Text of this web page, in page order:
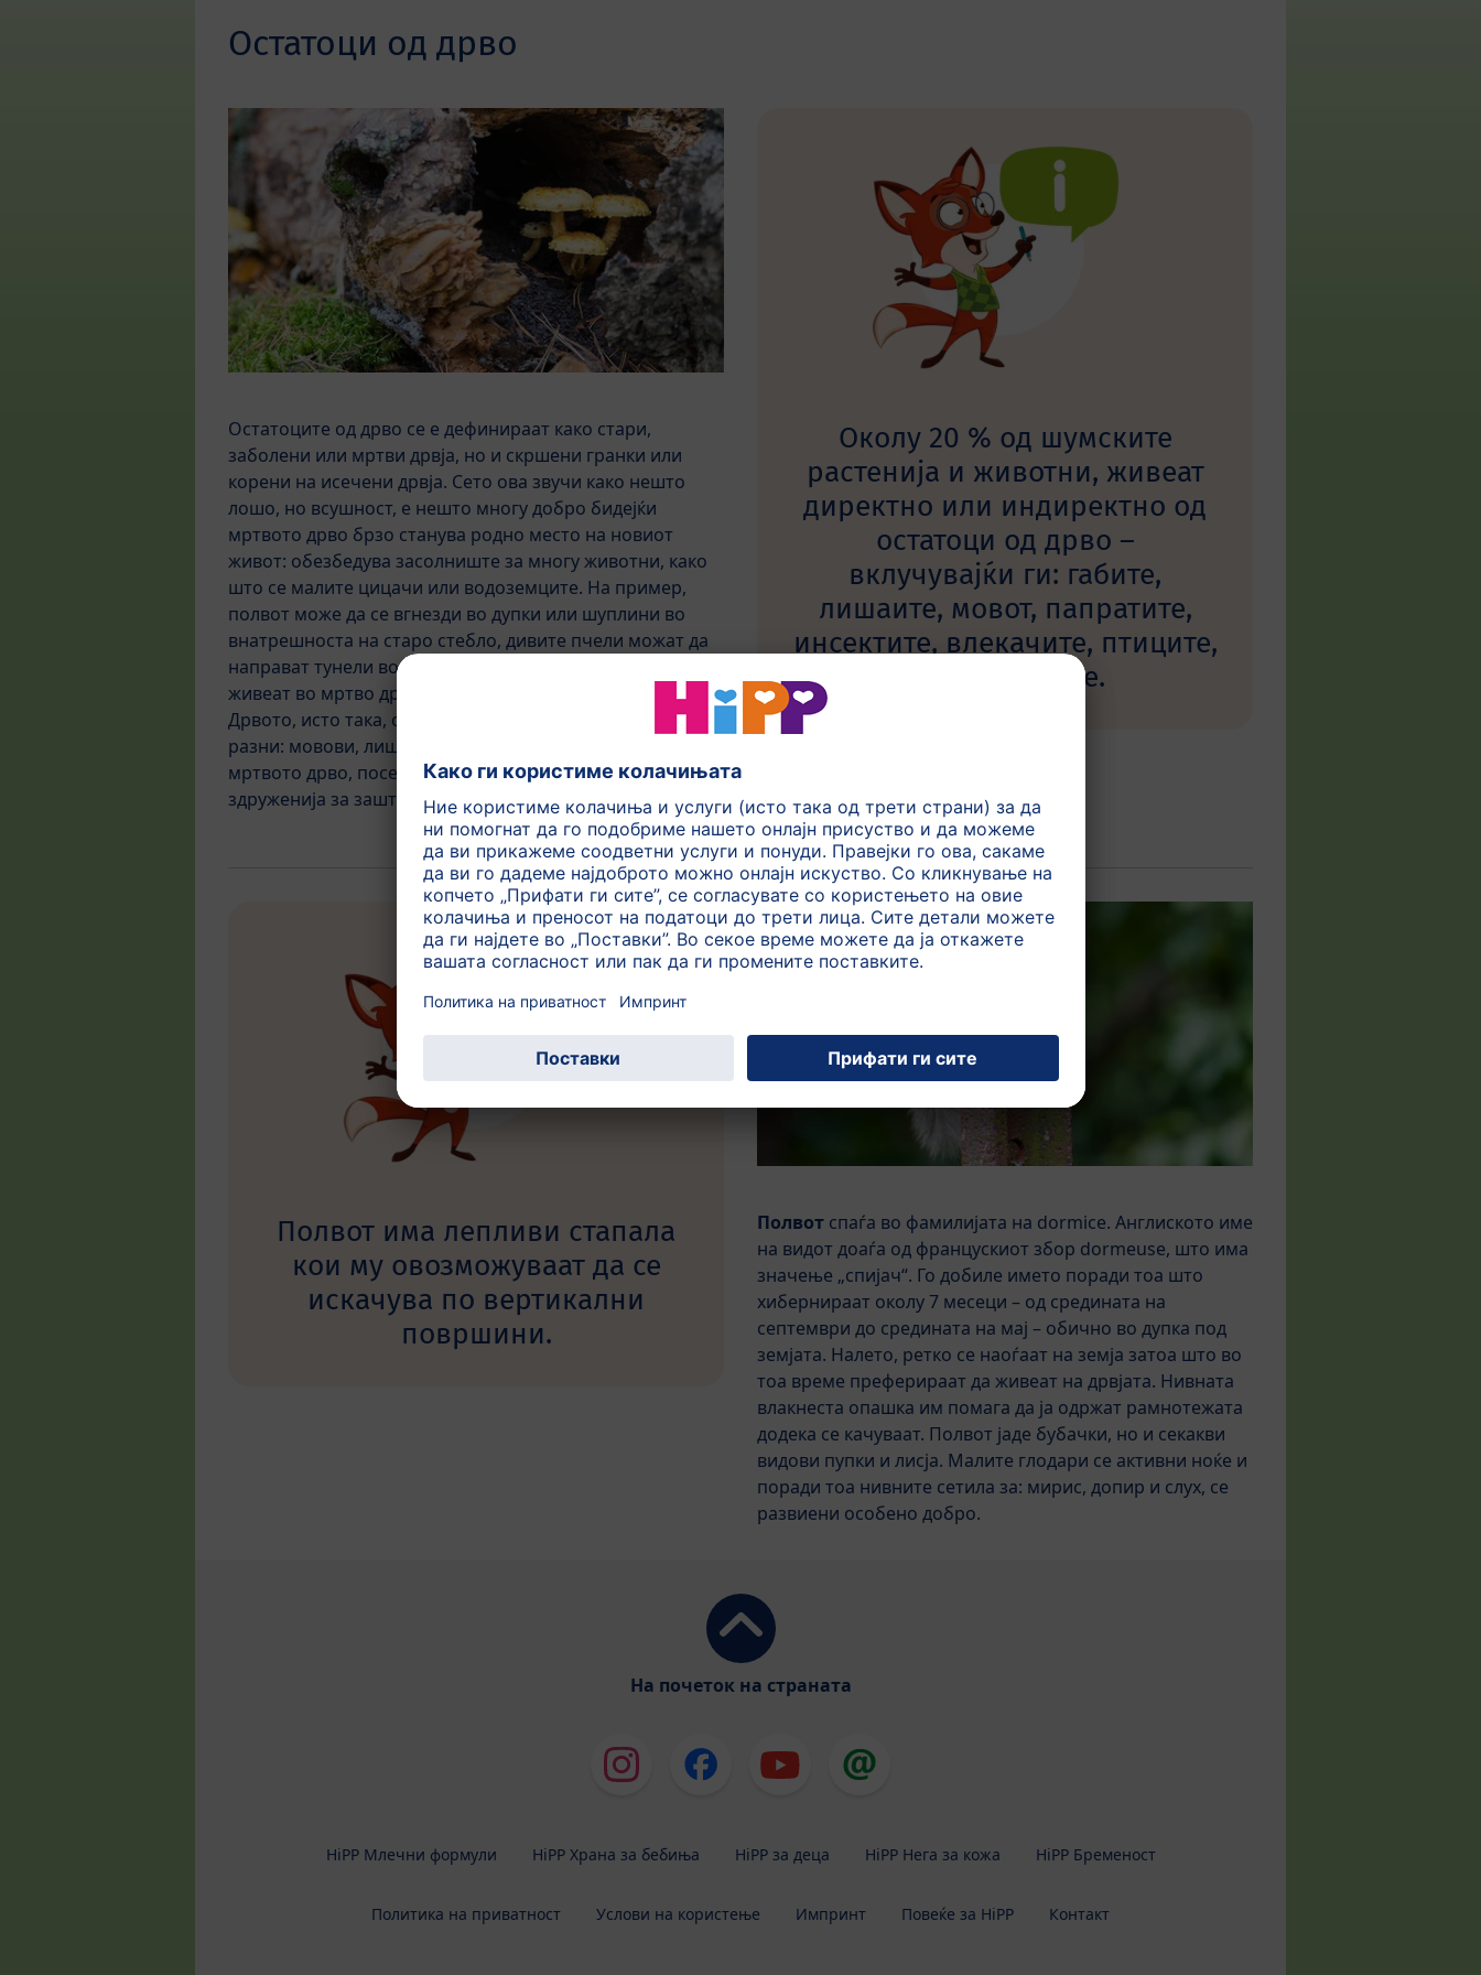
Остатоци од дрво
Остатоците од дрво се е дефинираат како стари,
заболени или мртви дрвја, но и скршени гранки или
корени на исечени дрвја. Сето ова звучи како нешто
лошо, но всушност, е нешто многу добро бидејќи
мртвото дрво брзо станува родно место на новиот
живот: обезбедува засолниште за многу животни, како
што се малите цицачи или водоземците. На пример,
полвот може да се вгнезди во дупки или шуплини во
внатрешноста на старо стебло, дивите пчели можат да
направат тунели во дрвото, а многу други инсекти,
живеат во мртво дрво, кое го користат како храна.
Дрвото, исто така, обезбедува одлично живеалиште за
разни: мовови, лишаи и габи. За повеќе информации за
мртвото дрво, посетете ги веб-страниците на локалните
здруженија за заштита на природата.
Околу 20 % од шумските
растенија и животни, живеат
директно или индиректно од
остатоци од дрво –
вклучувајќи ги: габите,
лишаите, мовот, папратите,
инсектите, влекачите, птиците,
па и цицачите.
Полвот има лепливи стапала
кои му овозможуваат да се
искачува по вертикални
површини.
Полвот спаѓа во фамилијата на dormice. Англиското име
на видот доаѓа од францускиот збор dormeuse, што има
значење „спијач“. Го добиле името поради тоа што
хибернираат околу 7 месеци – од средината на
септември до средината на мај – обично во дупка под
земјата. Налето, ретко се наоѓаат на земја затоа што во
тоа време преферираат да живеат на дрвјата. Нивната
влакнеста опашка им помага да ја одржат рамнотежата
додека се качуваат. Полвот јаде бубачки, но и секакви
видови пупки и лисја. Малите глодари се активни ноќе и
поради тоа нивните сетила за: мирис, допир и слух, се
развиени особено добро.
На почеток на страната
HiPP Млечни формули HiPP Храна за бебиња HiPP за деца HiPP Нега за кожа HiPP Бременост
Политика на приватност Услови на користење Импринт Повеќе за HiPP Контакт